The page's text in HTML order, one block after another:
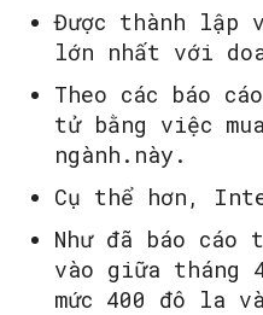
Được thành lập
lớn nhất với
Theo các báo
tử bằng việc
ngành.này.
Cụ thể hơn,
Như đã báo
vào giữa tháng
mức 400 đô la